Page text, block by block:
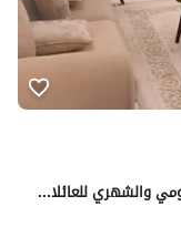
شقة فندقيه مفروشة تشطيب فندقي للايجار اليومي والشهري للعائلات للسكن الراقي والمميز